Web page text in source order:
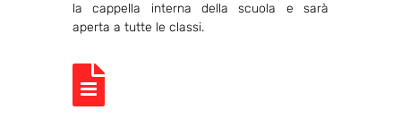
la cappella interna della scuola e sarà
aperta a tutte le classi.
